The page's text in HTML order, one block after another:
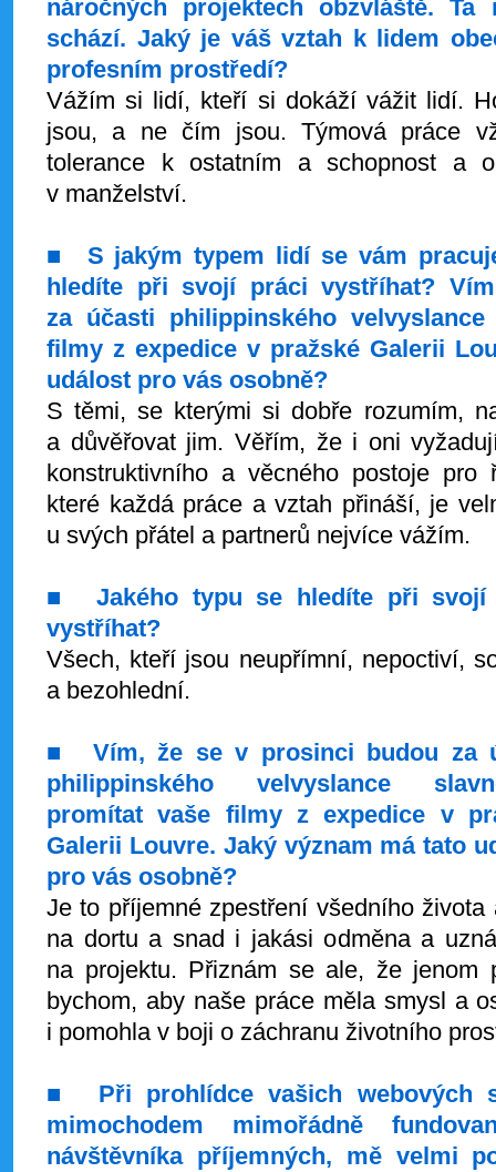
náročných projektech obzvláště.
schází. Jaký je váš vztah k lidem
profesním prostředí?
Vážím si lidí, kteří si dokáží vážit lidí.
jsou, a ne čím jsou. Týmová práce
tolerance k ostatním a schopnost a
v manželství.
■ S jakým typem lidí se vám
hledíte při svojí práci vystříhat?
za účasti philippinského
filmy z expedice v pražské Galerii
událost pro vás osobně?
S těmi, se kterými si dobře rozumím,
a důvěřovat jim. Věřím, že i oni
konstruktivního a věcného postoje pro
které každá práce a vztah přináší, je
u svých přátel a partnerů nejvíce vážím.
■ Jakého typu se hledíte při svojí
vystříhat?
Všech, kteří jsou neupřímní, nepoctiví,
a bezohlední.
■ Vím, že se v prosinci budou za
philippinského velvyslance
promítat vaše filmy z expedice v
Galerii Louvre. Jaký význam má tato
pro vás osobně?
Je to příjemné zpestření všedního
na dortu a snad i jakási odměna a
na projektu. Přiznám se ale, že jenom
bychom, aby naše práce měla smysl a
i pomohla v boji o záchranu životního
■ Při prohlídce vašich webových
mimochodem mimořádně
návštěvníka příjemných, mě velmi